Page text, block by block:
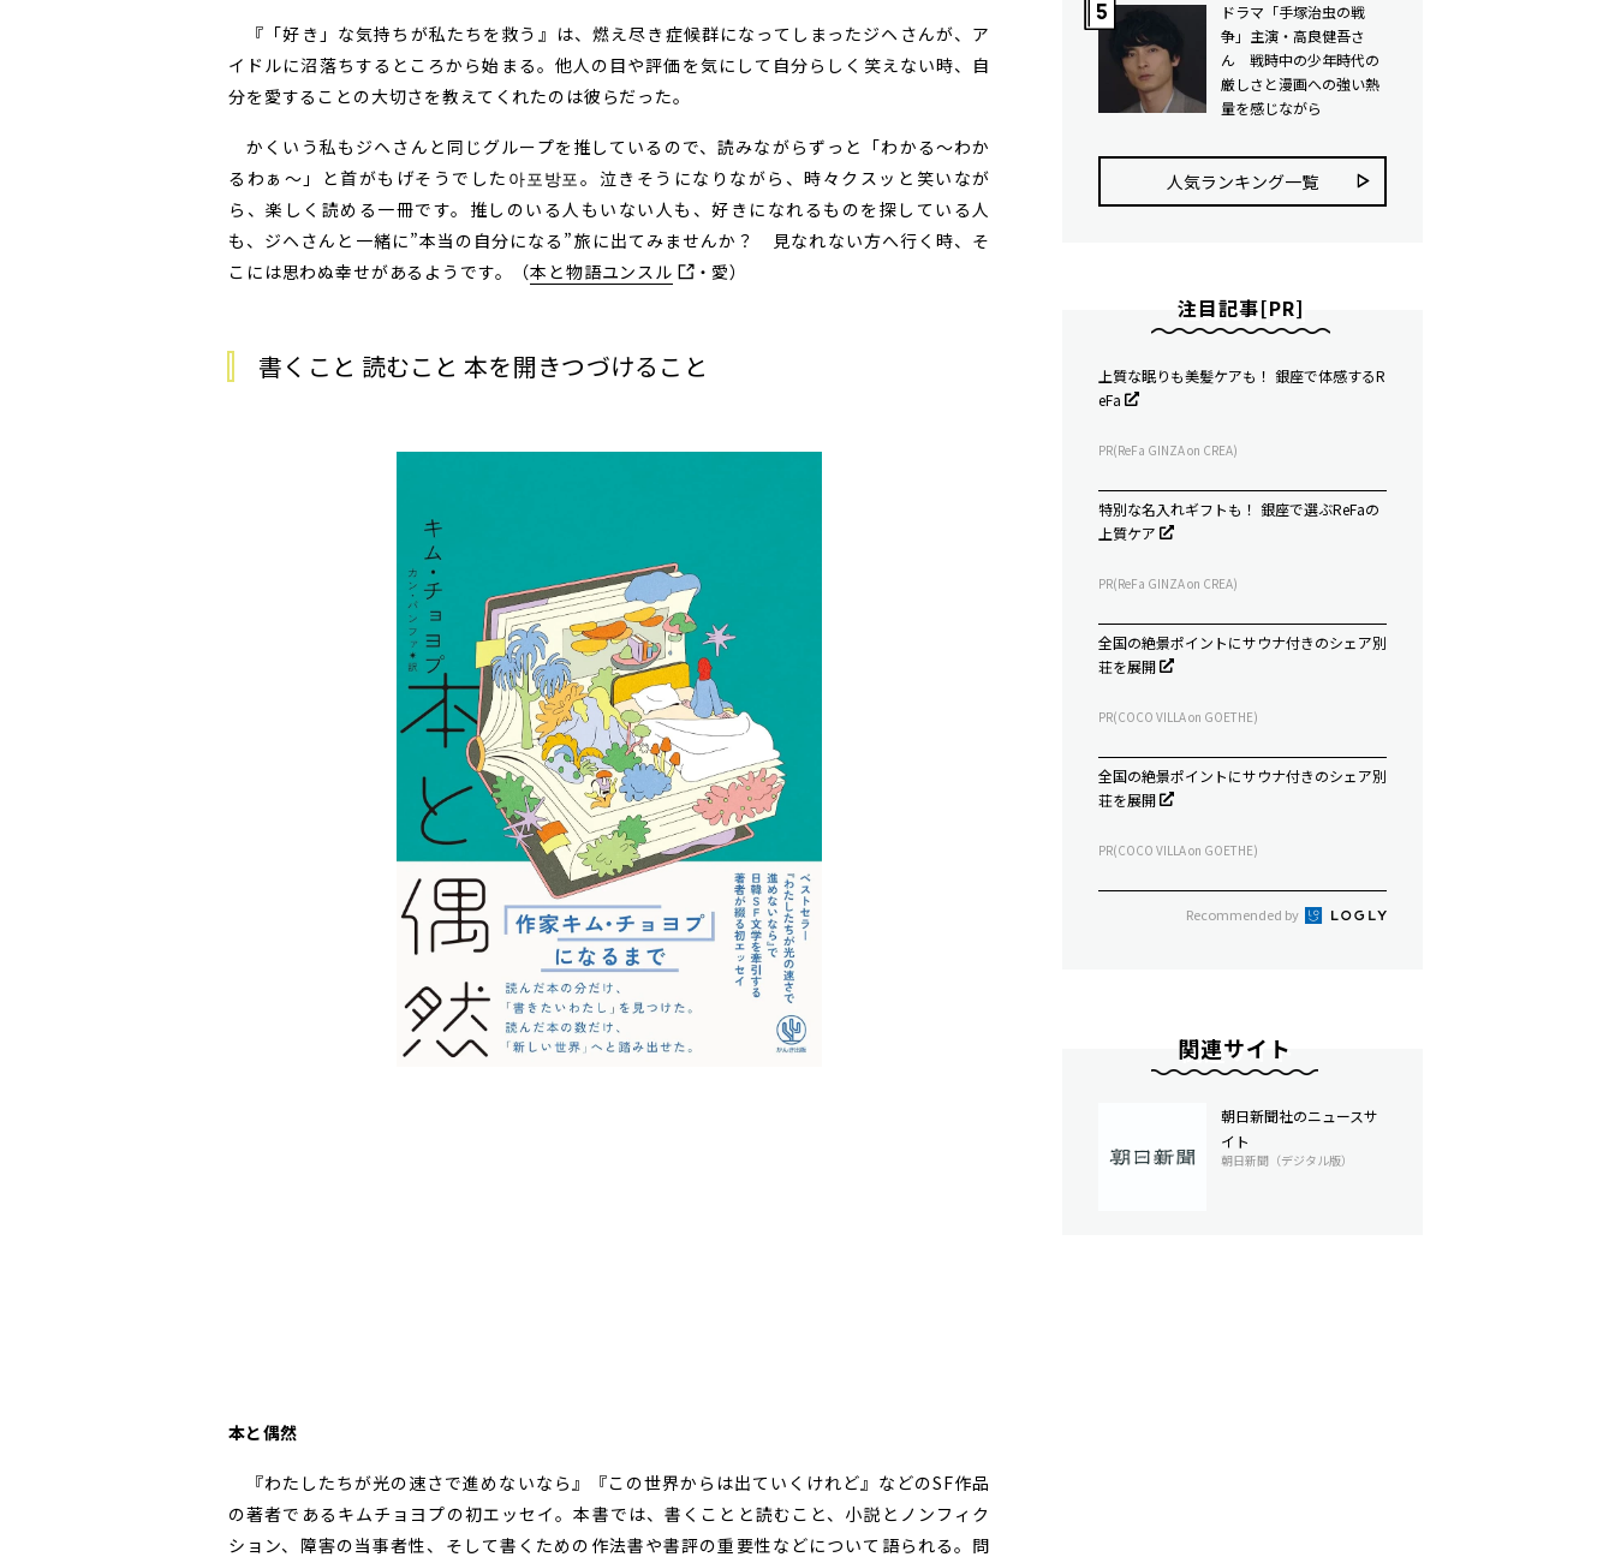
『「好き」な気持ちが私たちを救う』は、燃え尽き症候群になってしまったジヘさんが、ア
イドルに沼落ちするところから始まる。他人の目や評価を気にして自分らしく笑えない時、自
分を愛することの大切さを教えてくれたのは彼らだった。
かくいう私もジヘさんと同じグループを推しているので、読みながらずっと「わかる〜わか
るわぁ〜」と首がもげそうでした아포방포。泣きそうになりながら、時々クスッと笑いなが
ら、楽しく読める一冊です。推しのいる人もいない人も、好きになれるものを探している人
も、ジヘさんと一緒に”本当の自分になる”旅に出てみませんか？ 見なれない方へ行く時、そ
こには思わぬ幸せがあるようです。（本と物語ユンスル ・愛）
書くこと 読むこと 本を開きつづけること
本と偶然
『わたしたちが光の速さで進めないなら』『この世界からは出ていくけれど』などのSF作品
の著者であるキムチョヨプの初エッセイ。本書では、書くことと読むこと、小説とノンフィク
ション、障害の当事者性、そして書くための作法書や書評の重要性などについて語られる。問
ドラマ「手塚治虫の戦
争」主演・高良健吾さ
ん 戦時中の少年時代の
厳しさと漫画への強い熱
量を感じながら
人気ランキング⼀覧
注目記事[PR]
上質な眠りも美髪ケアも！ 銀座で体感するR
eFa
PR(ReFa GINZA on CREA)
特別な名入れギフトも！ 銀座で選ぶReFaの
上質ケア
PR(ReFa GINZA on CREA)
全国の絶景ポイントにサウナ付きのシェア別
荘を展開
PR(COCO VILLA on GOETHE)
全国の絶景ポイントにサウナ付きのシェア別
荘を展開
PR(COCO VILLA on GOETHE)
Recommended by
関連サイト
朝日新聞社のニュースサ
イト
朝日新聞（デジタル版）